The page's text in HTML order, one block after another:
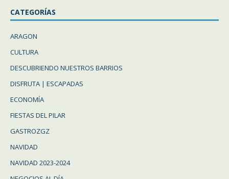
CATEGORÍAS
ARAGON
CULTURA
DESCUBRIENDO NUESTROS BARRIOS
DISFRUTA | ESCAPADAS
ECONOMÍA
FIESTAS DEL PILAR
GASTROZGZ
NAVIDAD
NAVIDAD 2023-2024